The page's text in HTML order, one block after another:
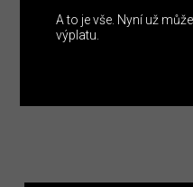
A to je vše. Nyní už
výplatu.